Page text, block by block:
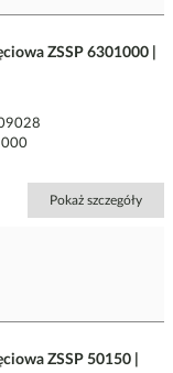
ZSSP 6301000 |
Pokaż szczegóły
ZSSP 50150 |